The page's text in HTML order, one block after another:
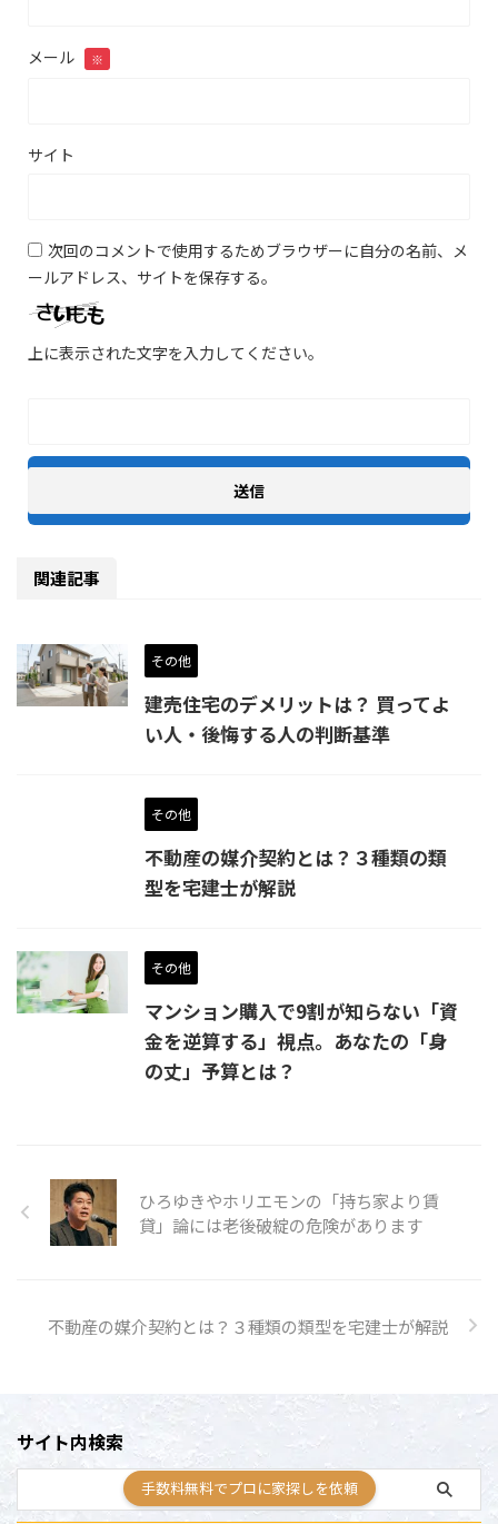
メール ※
サイト
次回のコメントで使用するためブラウザーに自分の名前、メ
ールアドレス、サイトを保存する。
上に表示された文字を入力してください。
関連記事
その他
建売住宅のデメリットは？ 買ってよ
い人・後悔する人の判断基準
その他
不動産の媒介契約とは？３種類の類
型を宅建士が解説
その他
マンション購入で9割が知らない「資
金を逆算する」視点。あなたの「身
の丈」予算とは？
ひろゆきやホリエモンの「持ち家より賃
貸」論には老後破綻の危険があります
不動産の媒介契約とは？３種類の類型を宅建士が解説
サイト内検索
手数料無料でプロに家探しを依頼